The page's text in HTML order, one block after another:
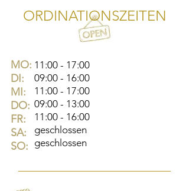
ORDINATIONSZEITEN
MO:
DI:
MI:
DO:
FR:
SA:
SO:
11:00 - 17:00
09:00 - 16:00
11:00 - 17:00
09:00 - 13:00
11:00 - 16:00
geschlossen
geschlossen